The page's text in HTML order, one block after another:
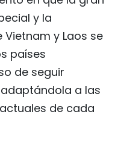
y la
y Laos se
países
de seguir
a las
de cada